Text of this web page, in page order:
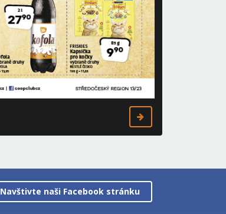
Navštivte naši Facebook stránku